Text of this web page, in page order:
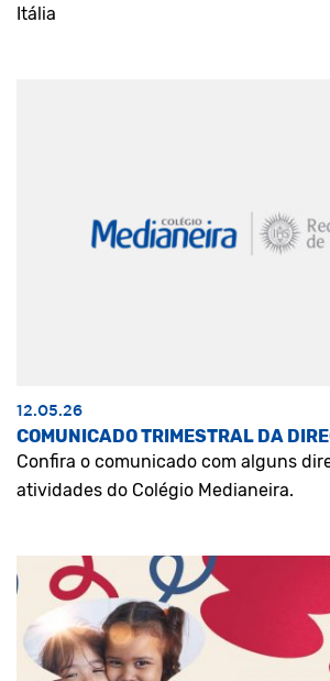
Itália
12.05.26
COMUNICADO TRIMESTRAL DA
Confira o comunicado com alguns
atividades do Colégio Medianeira.